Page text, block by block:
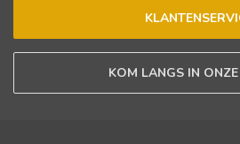
KOM LANGS IN